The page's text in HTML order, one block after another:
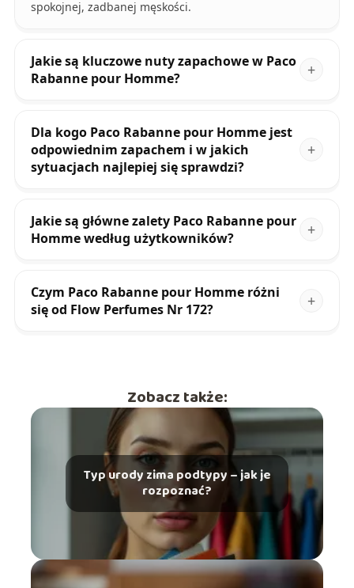
spokojnej, zadbanej męskości.
Jakie są kluczowe nuty zapachowe w Paco
Rabanne pour Homme?
Dla kogo Paco Rabanne pour Homme jest
odpowiednim zapachem i w jakich
sytuacjach najlepiej się sprawdzi?
Jakie są główne zalety Paco Rabanne pour
Homme według użytkowników?
Czym Paco Rabanne pour Homme różni
się od Flow Perfumes Nr 172?
Zobacz także:
Typ urody zima podtypy – jak je
rozpoznać?